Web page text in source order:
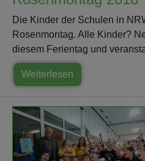
Die Kinder der Schulen in
Rosenmontag. Alle Kinder?
diesem Ferientag und
Weiterlesen